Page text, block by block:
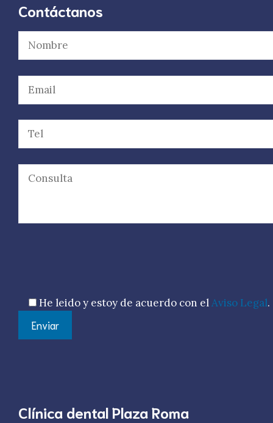
Contáctanos
He leido y estoy de acuerdo con elAviso Legal.
Clínica dental Plaza Roma